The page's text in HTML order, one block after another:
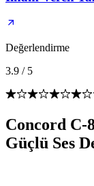
Değerlendirme
3.9 / 5
Concord C-
Güçlü Ses